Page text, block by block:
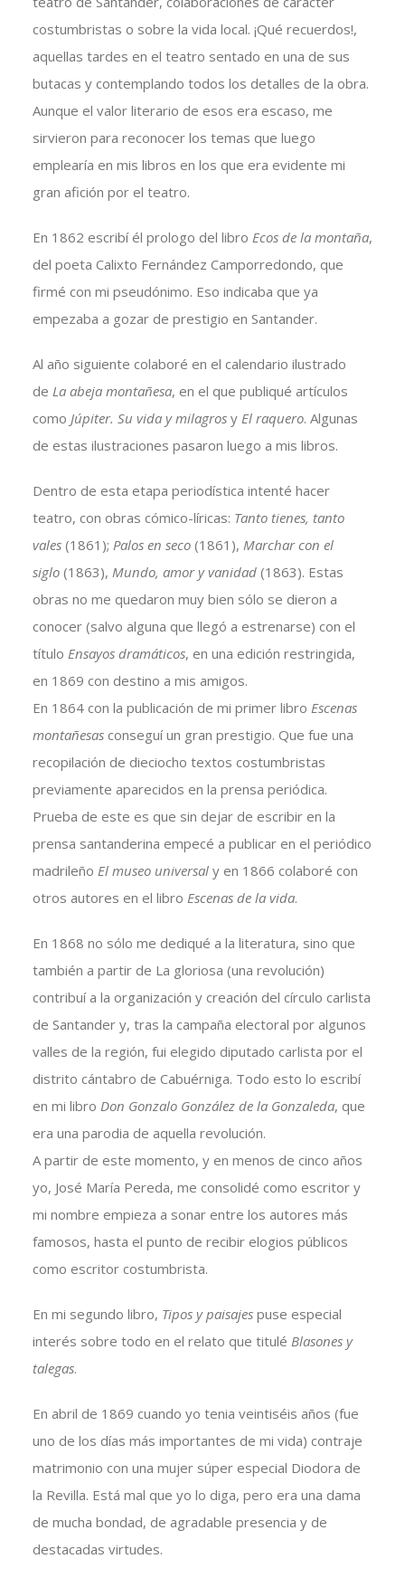
costumbristas o sobre la vida local. ¡Qué recuerdos!,
aquellas tardes en el teatro sentado en una de sus
butacas y contemplando todos los detalles de la obra.
Aunque el valor literario de esos era escaso, me
sirvieron para reconocer los temas que luego
emplearía en mis libros en los que era evidente mi
gran afición por el teatro.
En 1862 escribí él prologo del libro Ecos de la montaña,
del poeta Calixto Fernández Camporredondo, que
firmé con mi pseudónimo. Eso indicaba que ya
empezaba a gozar de prestigio en Santander.
Al año siguiente colaboré en el calendario ilustrado
de La abeja montañesa, en el que publiqué artículos
como Júpiter. Su vida y milagrosy El raquero. Algunas
de estas ilustraciones pasaron luego a mis libros.
Dentro de esta etapa periodística intenté hacer
teatro, con obras cómico-líricas: Tanto tienes, tanto
vales(1861); Palos en seco(1861), Marchar con el
siglo (1863), Mundo, amor y vanidad(1863). Estas
obras no me quedaron muy bien sólo se dieron a
conocer (salvo alguna que llegó a estrenarse) con el
título Ensayos dramáticos, en una edición restringida,
en 1869 con destino a mis amigos.
En 1864 con la publicación de mi primer libro Escenas
montañesasconseguí un gran prestigio. Que fue una
recopilación de dieciocho textos costumbristas
previamente aparecidos en la prensa periódica.
Prueba de este es que sin dejar de escribir en la
prensa santanderina empecé a publicar en el periódico
madrileño El museo universaly en 1866 colaboré con
otros autores en el libro Escenas de la vida.
En 1868 no sólo me dediqué a la literatura, sino que
también a partir de La gloriosa (una revolución)
contribuí a la organización y creación del círculo carlista
de Santander y, tras la campaña electoral por algunos
valles de la región, fui elegido diputado carlista por el
distrito cántabro de Cabuérniga. Todo esto lo escribí
en mi libro Don Gonzalo González de la Gonzaleda, que
era una parodia de aquella revolución.
A partir de este momento, y en menos de cinco años
yo, José María Pereda, me consolidé como escritor y
mi nombre empieza a sonar entre los autores más
famosos, hasta el punto de recibir elogios públicos
como escritor costumbrista.
En mi segundo libro, Tipos y paisajespuse especial
interés sobre todo en el relato que titulé Blasones y
talegas.
En abril de 1869 cuando yo tenia veintiséis años (fue
uno de los días más importantes de mi vida) contraje
matrimonio con una mujer súper especial Diodora de
la Revilla. Está mal que yo lo diga, pero era una dama
de mucha bondad, de agradable presencia y de
destacadas virtudes.